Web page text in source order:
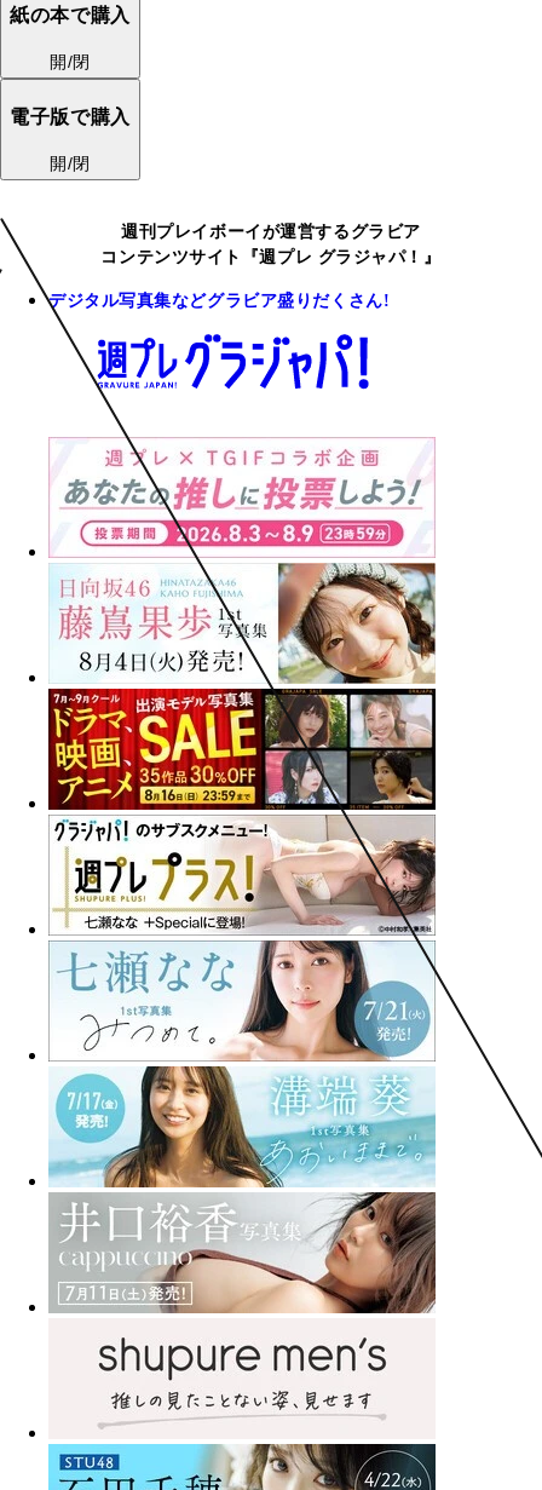
紙の本で購入
開/閉
電子版で購入
開/閉
週刊プレイボーイが運営するグラビア
コンテンツサイト『週プレ グラジャパ！』
デジタル写真集などグラビア盛りだくさん!